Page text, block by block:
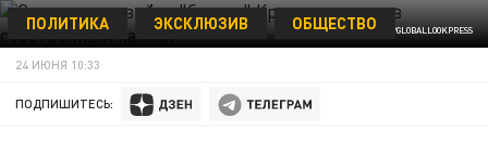
© KONSTANTIN KOKOSHKIN/GLOBALLOOKPRESS
ПОЛИТИКА ЭКСКЛЮЗИВ ОБЩЕСТВО
24 ИЮНЯ 10:33
ПОДПИШИТЕСЬ: